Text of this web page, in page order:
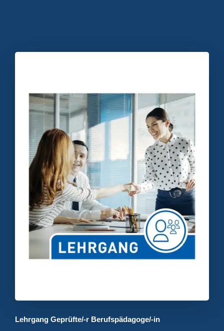
Lehrgang Geprüfte/-r Berufspädagoge/-in